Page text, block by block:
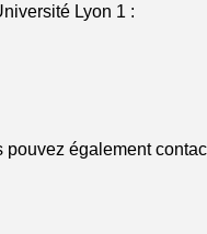
Lyon 1 :
pouvez également